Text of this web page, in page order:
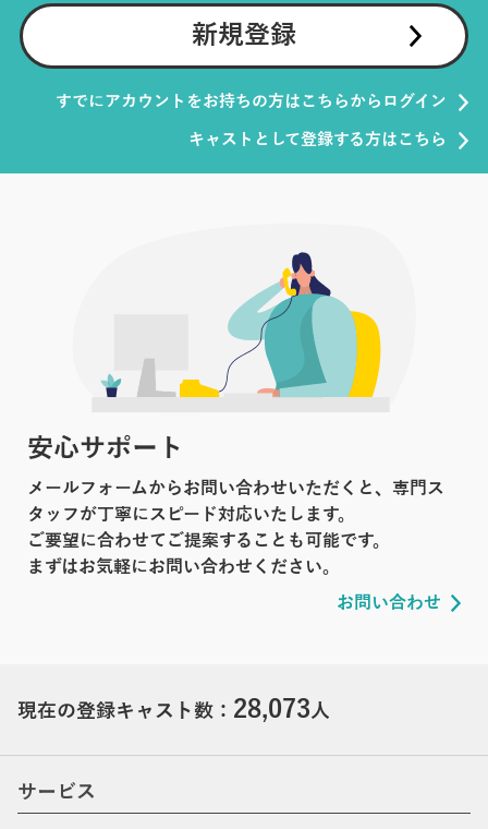
新規登録
すでにアカウントをお持ちの方はこちらからログイン
キャストとして登録する方はこちら
安心サポート
メールフォームからお問い合わせいただくと、専門ス
タッフが丁寧にスピード対応いたします。
ご要望に合わせてご提案することも可能です。
まずはお気軽にお問い合わせください。
お問い合わせ
現在の登録キャスト数： 28,073人
サービス